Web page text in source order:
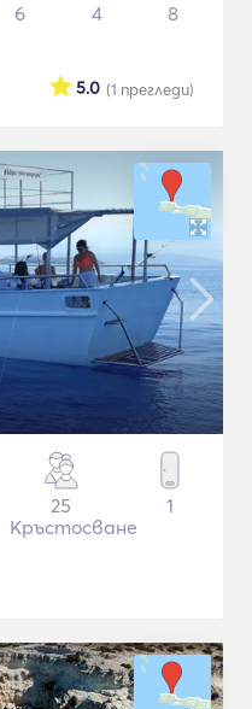
6 4 8
(1 прегледи)
5.0
25
Кръстосване
1